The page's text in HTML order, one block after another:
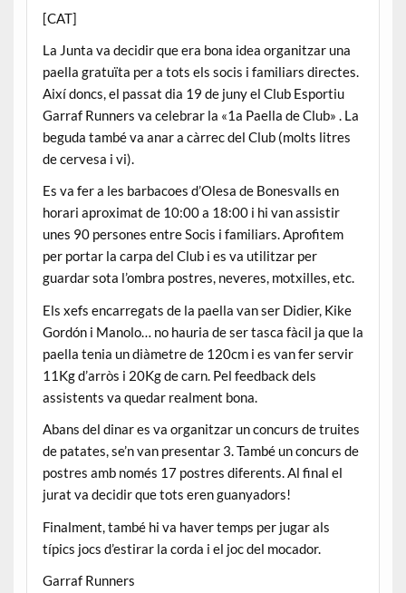
[CAT]
La Junta va decidir que era bona idea organitzar una
paella gratuïta per a tots els socis i familiars directes.
Així doncs, el passat dia 19 de juny el Club Esportiu
Garraf Runners va celebrar la «1a Paella de Club» . La
beguda també va anar a càrrec del Club (molts litres
de cervesa i vi).
Es va fer a les barbacoes d’Olesa de Bonesvalls en
horari aproximat de 10:00 a 18:00 i hi van assistir
unes 90 persones entre Socis i familiars. Aprofitem
per portar la carpa del Club i es va utilitzar per
guardar sota l’ombra postres, neveres, motxilles, etc.
Els xefs encarregats de la paella van ser Didier, Kike
Gordón i Manolo… no hauria de ser tasca fàcil ja que la
paella tenia un diàmetre de 120cm i es van fer servir
11Kg d’arròs i 20Kg de carn. Pel feedback dels
assistents va quedar realment bona.
Abans del dinar es va organitzar un concurs de truites
de patates, se’n van presentar 3. També un concurs de
postres amb només 17 postres diferents. Al final el
jurat va decidir que tots eren guanyadors!
Finalment, també hi va haver temps per jugar als
típics jocs d’estirar la corda i el joc del mocador.
Garraf Runners